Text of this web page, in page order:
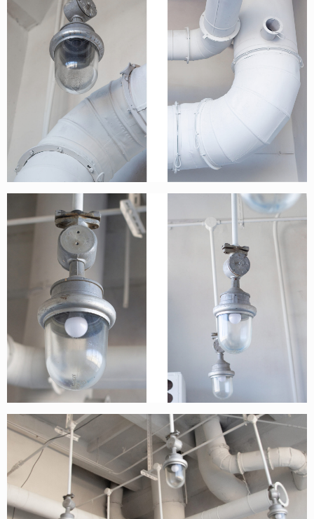
ОФЛАЙН
ОНЛАЙН
СОБЫТИЯ
МАГАЗИН
ИП КАЗАДАЕВ ИВАН СЕРГЕЕВИЧ ИНН 781304752519
МЕДИА-КИТ
ПОЛИТИКА КОНФИДЕНЦИАЛЬНОСТИ
MAIL /
ПОДДЕРЖАТЬ ПРОЕКТ
META PLATFORMS INC. ПРИЗНАНА
ЭКСТРЕМИСТСКОЙ ОРГАНИЗАЦИЕЙ НА
ТЕРРИТОРИИ РФ